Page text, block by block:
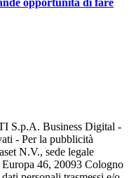
S.p.A. Business Digital -
- Per la pubblicità
N.V., sede legale
46, 20093 Cologno